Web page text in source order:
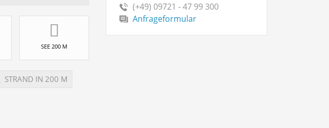
(+49) 09721 - 47 99 300
Anfrageformular
SEE 200 M
STRAND IN 200 M